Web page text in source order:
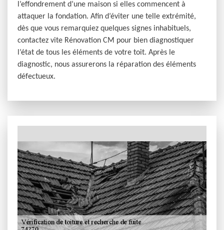
l’effondrement d’une maison si elles commencent à
attaquer la fondation. Afin d’éviter une telle extrémité,
dès que vous remarquiez quelques signes inhabituels,
contactez vite Rénovation CM pour bien diagnostiquer
l’état de tous les éléments de votre toit. Après le
diagnostic, nous assurerons la réparation des éléments
défectueux.